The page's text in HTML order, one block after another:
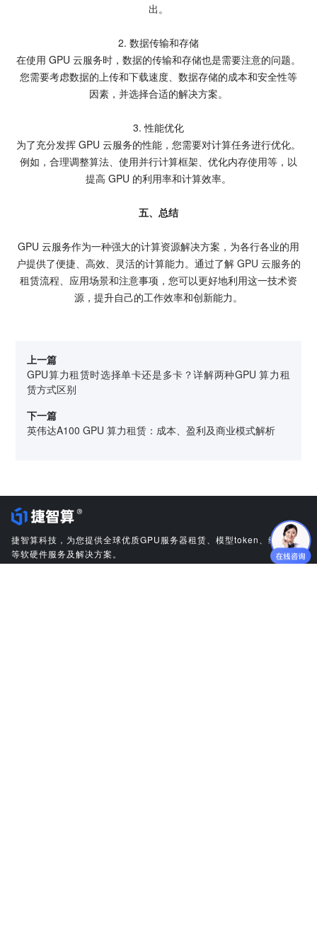
出。
2. 数据传输和存储
在使用 GPU 云服务时，数据的传输和存储也是需要注意的问题。
您需要考虑数据的上传和下载速度、数据存储的成本和安全性等
因素，并选择合适的解决方案。
3. 性能优化
为了充分发挥 GPU 云服务的性能，您需要对计算任务进行优化。
例如，合理调整算法、使用并行计算框架、优化内存使用等，以
提高 GPU 的利用率和计算效率。
五、总结
GPU 云服务作为一种强大的计算资源解决方案，为各行各业的用
户提供了便捷、高效、灵活的计算能力。通过了解 GPU 云服务的
租赁流程、应用场景和注意事项，您可以更好地利用这一技术资
源，提升自己的工作效率和创新能力。
上一篇
GPU算力租赁时选择单卡还是多卡？详解两种GPU 算力租
赁方式区别
下一篇
英伟达A100 GPU 算力租赁：成本、盈利及商业模式解析
捷智算科技，为您提供全球优质GPU服务器租赁、模型token、维修维保
等软硬件服务及解决方案。